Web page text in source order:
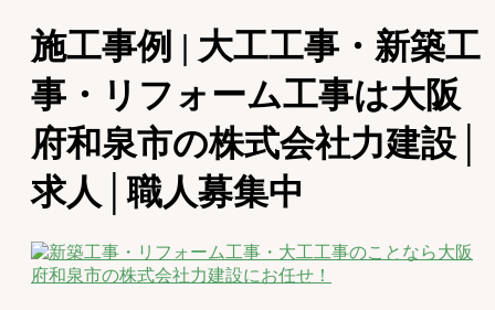
施工事例 | 大工工事・新築工
事・リフォーム工事は大阪
府和泉市の株式会社力建設│
求人│職人募集中